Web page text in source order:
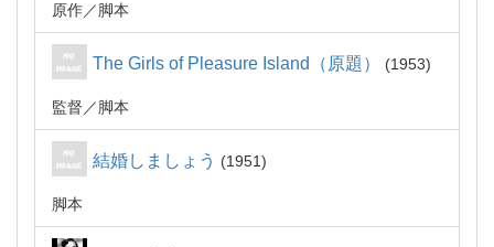
原作 脚本
The Girls of Pleasure Island（原題） 1953
監督 脚本
結婚しましょう 1951
脚本